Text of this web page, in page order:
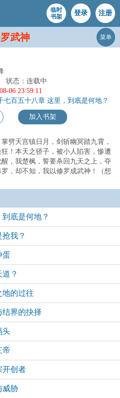
临时
书架
登录 注册
武神 菜单
状态：连载中
06 23:59:11
七百五十八章 这里，到底是何地？
加入书架
劈天宫镇日月，剑斩幽冥踏九霄，
！本天之骄子，被小人陷害，惨遭
，我楚枫，誓要杀回九天之上，夺
，却不知，我以修罗成武神！（想
底是何地？
我？
蛋
？
地的过往
结界的抉择
头
帝
开创者
威胁